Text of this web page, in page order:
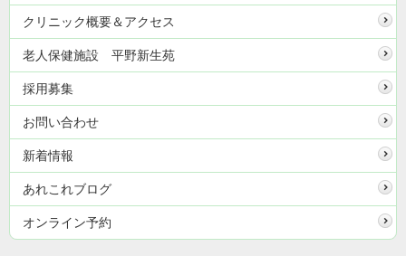
クリニック概要＆アクセス
老人保健施設 平野新生苑
採用募集
お問い合わせ
新着情報
あれこれブログ
オンライン予約